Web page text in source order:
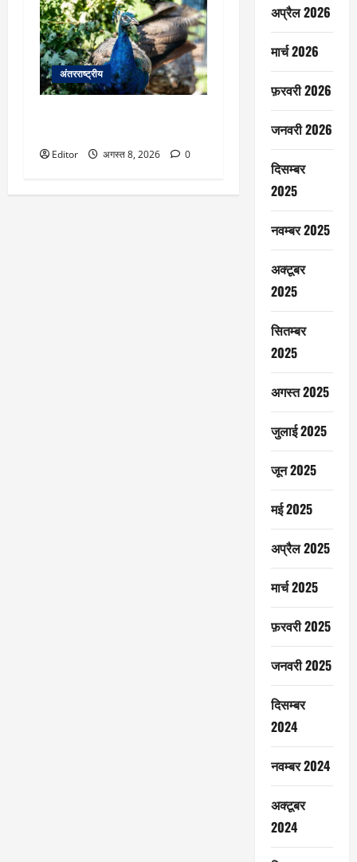
अंतरराष्ट्रीय
Editor अगस्त 8, 2026 0
अप्रैल 2026
मार्च 2026
फ़रवरी 2026
जनवरी 2026
दिसम्बर
2025
नवम्बर 2025
अक्टूबर
2025
सितम्बर
2025
अगस्त 2025
जुलाई 2025
जून 2025
मई 2025
अप्रैल 2025
मार्च 2025
फ़रवरी 2025
जनवरी 2025
दिसम्बर
2024
नवम्बर 2024
अक्टूबर
2024